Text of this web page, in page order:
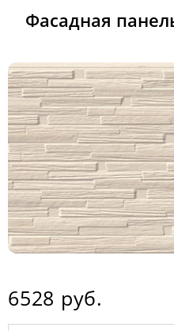
Фасадная
6528 руб.